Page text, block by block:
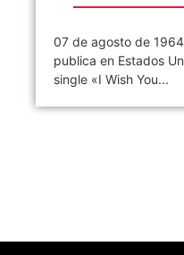
07 de agosto de
publica en Estados
single «I Wish You...